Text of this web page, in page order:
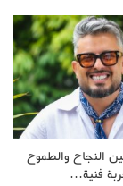
النجاح والطموح
فنية…